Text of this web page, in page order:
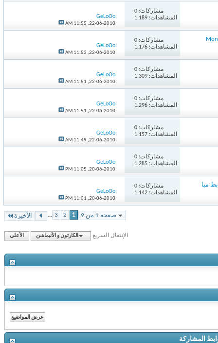
مشاركات:0
المشاهدات: 1.189
GeLoOo
22-06-2010,
11:55 AM
مشاركات:0
المشاهدات: 1.176
GeLoOo
22-06-2010,
11:53 AM
مشاركات:0
المشاهدات: 1.309
GeLoOo
22-06-2010,
11:51 AM
مشاركات:0
المشاهدات: 1.296
GeLoOo
22-06-2010,
11:51 AM
مشاركات:0
المشاهدات: 1.157
GeLoOo
22-06-2010,
11:49 AM
مشاركات:0
المشاهدات: 1.285
GeLoOo
20-06-2010,
11:05 PM
مبا مشاركات:0
المشاهدات: 1.142
GeLoOo
20-06-2010,
11:01 PM
صفحة 1 من 9 ... الأخيرة
الإنتقال السريع الكارتون و الأنيماشن الأعلى
المشاركة